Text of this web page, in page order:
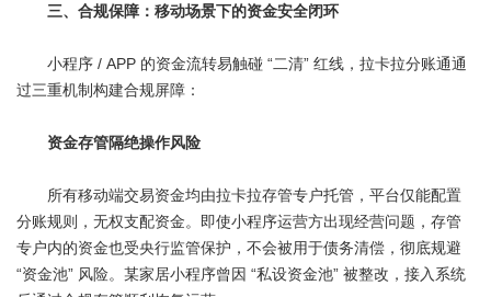
三、合规保障：移动场景下的资金安全闭环
小程序 / APP 的资金流转易触碰 “二清” 红线，拉卡拉分账通通
过三重机制构建合规屏障：
资金存管隔绝操作风险
所有移动端交易资金均由拉卡拉存管专户托管，平台仅能配置
分账规则，无权支配资金。即使小程序运营方出现经营问题，存管
专户内的资金也受央行监管保护，不会被用于债务清偿，彻底规避
“资金池” 风险。某家居小程序曾因 “私设资金池” 被整改，接入系统